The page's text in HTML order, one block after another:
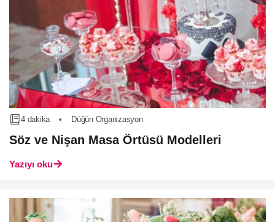
4 dakika • Düğün Organizasyon
Söz ve Nişan Masa Örtüsü Modelleri
Yazıyı oku